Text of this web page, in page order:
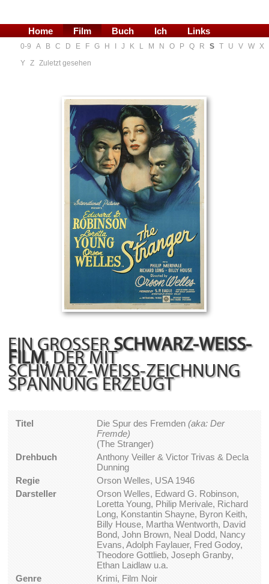
Home Film Buch Ich Links
0-9 A B C D E F G H J K L M N O P Q R S T U V W X
Y Z Zuletzt gesehen
EIN GROSSER SCHWARZ-WEISS-F
ILM , DER MIT
SCHWARZ-WEISS-ZEICHNUNG S
PANNUNG ERZEUGT
Titel Die Spur des Fremden(aka: Der
Fremde)
(The Stranger)
Drehbuch
Anthony Veiller & Victor Trivas & Decla
Dunning
Regie
Orson Welles, USA 1946
Darsteller
Orson Welles, Edward G. Robinson,
Loretta Young, Philip Merivale, Richard
Long, Konstantin Shayne, Byron Keith,
Billy House, Martha Wentworth, David
Bond, John Brown, Neal Dodd, Nancy
Evans, Adolph Faylauer, Fred Godoy,
Theodore Gottlieb, Joseph Granby,
Ethan Laidlaw u.a.
Genre
Krimi, Film Noir